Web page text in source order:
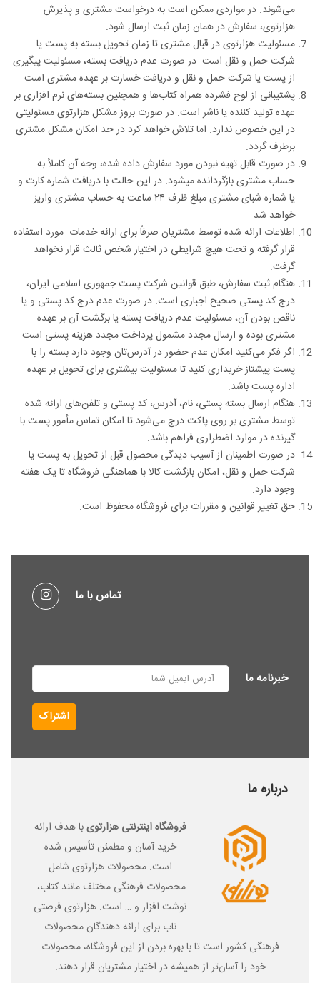
می‌شوند. در مواردی ممکن است به درخواست مشتری و پذیرش
هزارتوی، سفارش در همان زمان ثبت ارسال شود.
مسئولیت هزارتوی در قبال مشتری تا زمان تحویل بسته به پست یا
شرکت حمل و نقل است. در صورت عدم دریافت بسته، مسئولیت پیگیری
از پست یا شرکت حمل و نقل و دریافت خسارت بر عهده مشتری است.
پشتیبانی از لوح فشرده همراه کتاب‌ها و همچنین بسته‌های نرم افزاری بر
عهده تولید کننده یا ناشر است. در صورت بروز مشکل هزارتوی مسئولیتی
در این خصوص ندارد. اما تلاش خواهد کرد در حد امکان مشکل مشتری
برطرف گردد.
در صورت قابل تهیه نبودن مورد سفارش داده شده، وجه آن کاملاً به
حساب مشتری بازگردانده می­شود. در این حالت با دریافت شماره کارت و
یا شماره شبای مشتری مبلغ ظرف ۲۴ ساعت به حساب مشتری واریز
خواهد شد.
اطلاعات ارائه شده توسط مشتریان صرفاً برای ارائه خدمات مورد استفاده
قرار گرفته و تحت هیچ شرایطی در اختیار شخص ثالث قرار نخواهد
گرفت.
هنگام ثبت سفارش، طبق قوانین شرکت پست جمهوری اسلامی ایران،
درج کد پستی صحیح اجباری است. در صورت عدم درج کد پستی و یا
ناقص بودن آن، مسئولیت عدم دریافت بسته یا برگشت آن بر عهده
مشتری بوده و ارسال مجدد مشمول پرداخت مجدد هزینه پستی است.
اگر فکر می‌کنید امکان عدم حضور در آدرس‌تان وجود دارد بسته را با
پست پیشتاز خریداری کنید تا مسئولیت بیشتری برای تحویل بر عهده
اداره پست باشد.
هنگام ارسال بسته پستی، نام، آدرس، کد پستی و تلفن‌های ارائه شده
توسط مشتری بر روی پاکت درج می‌شود تا امکان تماس مأمور پست با
گیرنده در موارد اضطراری فراهم باشد.
در صورت اطمینان از آسیب­ دیدگی محصول قبل از تحویل به پست یا
شرکت حمل و نقل، امکان بازگشت کالا با هماهنگی فروشگاه تا یک هفته
وجود دارد.
حق تغییر قوانین و مقررات برای فروشگاه محفوظ است.
تماس با ما
خبرنامه ما
اشتراک
درباره ما
فروشگاه اینترنتی هزارتویبا هدف ارائه
خرید آسان و مطمئن تأسیس شده
است. محصولات هزارتوی شامل
محصولات فرهنگی مختلف مانند کتاب،
نوشت افزار و … است. هزارتوی فرصتی
ناب برای ارائه دهندگان محصولات
فرهنگی کشور است تا با بهره بردن از این فروشگاه، محصولات
خود را آسان‌­تر از همیشه در اختیار مشتریان قرار دهند.